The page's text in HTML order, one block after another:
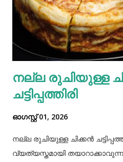
നല്ല രുചിയുള്ള
ചട്ടിപ്പത്തിരി
ഓഗസ്റ്റ് 01, 2026
നല്ല രുചിയുള്ള ചിക്കൻ
വ്യത്യസ്തമായി